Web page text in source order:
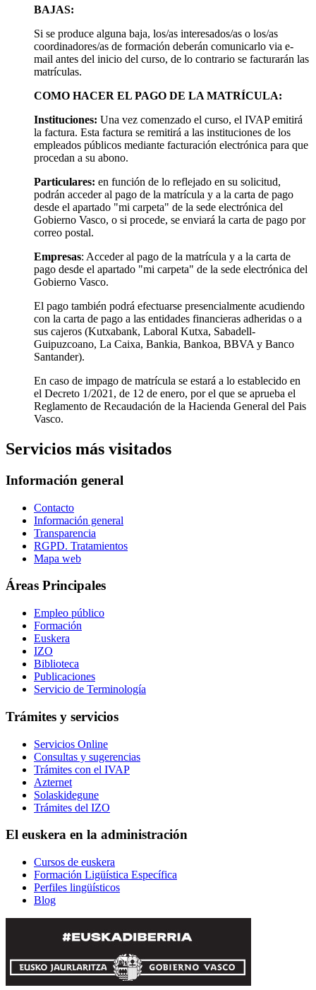
BAJAS:
Si se produce alguna baja, los/as interesados/as o los/as
coordinadores/as de formación deberán comunicarlo via e-
mail antes del inicio del curso, de lo contrario se facturarán las
matrículas.
COMO HACER EL PAGO DE LA MATRÍCULA:
Instituciones: Una vez comenzado el curso, el IVAP emitirá
la factura. Esta factura se remitirá a las instituciones de los
empleados públicos mediante facturación electrónica para que
procedan a su abono.
Particulares: en función de lo reflejado en su solicitud,
podrán acceder al pago de la matrícula y a la carta de pago
desde el apartado "mi carpeta" de la sede electrónica del
Gobierno Vasco, o si procede, se enviará la carta de pago por
correo postal.
Empresas: Acceder al pago de la matrícula y a la carta de
pago desde el apartado "mi carpeta" de la sede electrónica del
Gobierno Vasco.
El pago también podrá efectuarse presencialmente acudiendo
con la carta de pago a las entidades financieras adheridas o a
sus cajeros (Kutxabank, Laboral Kutxa, Sabadell-
Guipuzcoano, La Caixa, Bankia, Bankoa, BBVA y Banco
Santander).
En caso de impago de matrícula se estará a lo establecido en
el Decreto 1/2021, de 12 de enero, por el que se aprueba el
Reglamento de Recaudación de la Hacienda General del Pais
Vasco.
Servicios más visitados
Información general
Contacto
Información general
Transparencia
RGPD. Tratamientos
Mapa web
Áreas Principales
Empleo público
Formación
Euskera
IZO
Biblioteca
Publicaciones
Servicio de Terminología
Trámites y servicios
Servicios Online
Consultas y sugerencias
Trámites con el IVAP
Azternet
Solaskidegune
Trámites del IZO
El euskera en la administración
Cursos de euskera
Formación Ligüística Específica
Perfiles lingüísticos
Blog